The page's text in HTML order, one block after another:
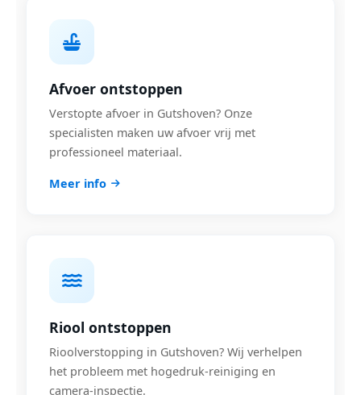
Afvoer ontstoppen
Verstopte afvoer in Gutshoven? Onze
specialisten maken uw afvoer vrij met
professioneel materiaal.
Meer info
Riool ontstoppen
Rioolverstopping in Gutshoven? Wij verhelpen
het probleem met hogedruk-reiniging en
camera-inspectie.